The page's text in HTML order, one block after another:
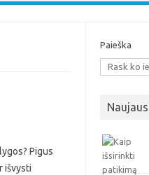
Pigus
išvysti
Paieška